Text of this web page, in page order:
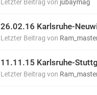
Letzter Beitrag von jubaymag
26.02.16 Karlsruhe-
Letzter Beitrag von
11.11.15 Karlsruhe-
Letzter Beitrag von